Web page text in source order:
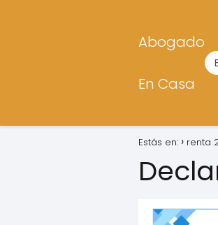
Abogado
En Casa
Estás en: renta